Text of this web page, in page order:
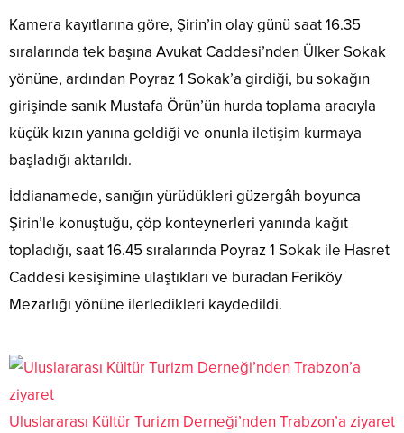
Kamera kayıtlarına göre, Şirin’in olay günü saat 16.35
sıralarında tek başına Avukat Caddesi’nden Ülker Sokak
yönüne, ardından Poyraz 1 Sokak’a girdiği, bu sokağın
girişinde sanık Mustafa Örün’ün hurda toplama aracıyla
küçük kızın yanına geldiği ve onunla iletişim kurmaya
başladığı aktarıldı.
İddianamede, sanığın yürüdükleri güzergâh boyunca
Şirin’le konuştuğu, çöp konteynerleri yanında kağıt
topladığı, saat 16.45 sıralarında Poyraz 1 Sokak ile Hasret
Caddesi kesişimine ulaştıkları ve buradan Feriköy
Mezarlığı yönüne ilerledikleri kaydedildi.
Uluslararası Kültür Turizm Derneği’nden Trabzon’a ziyaret